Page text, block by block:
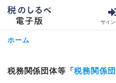
サイ
ホーム
税務関係団体等「税務関係